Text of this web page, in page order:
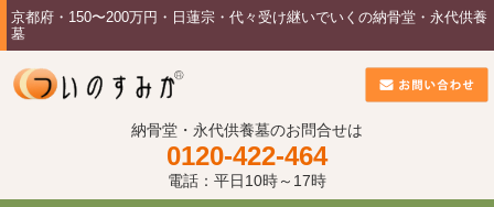
京都府・150〜200万円・日蓮宗・代々受け継いでいくの納骨堂・永代供養
墓
納骨堂・永代供養墓のお問合せは
0120-422-464
電話：平日10時～17時